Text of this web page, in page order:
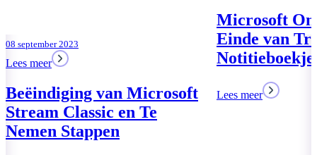
Einde van Traditionele
Notitieboekjes
Lees meer